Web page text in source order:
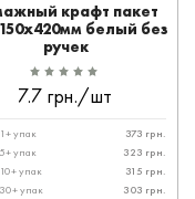
крафт пакет
белый без
ручек
7.7 грн./шт
упак
373 грн.
упак
323 грн.
упак
315 грн.
упак
303 грн.